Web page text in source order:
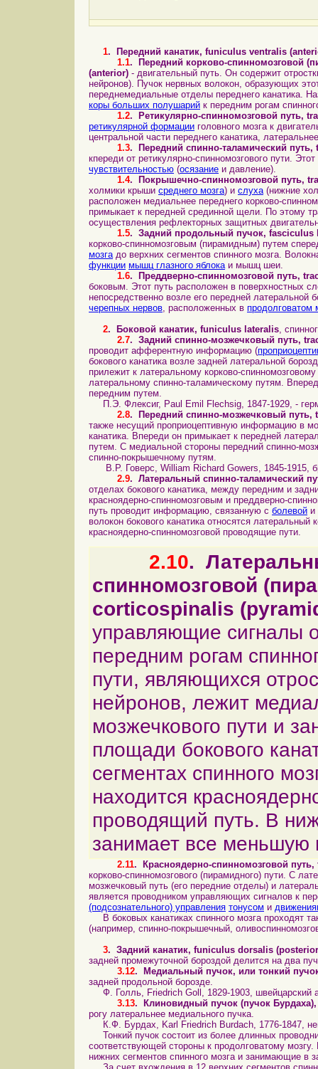
1. Передний канатик, funiculus ventralis
1.1. Передний корково-спинномозговой
(anterior) - двигательный путь. Он содержит
нейронов). Пучок нервных волокон, образующих
переднемедиальные отделы переднего канатика.
коры больших полушарий к передним рогам
1.2. Ретикулярно-спинномозговой путь,
ретикулярной формации головного мозга к
центральной части переднего канатика,
1.3. Передний спинно-таламический
кпереди от ретикулярно-спинномозгового пути.
чувствительностью (осязание и давление).
1.4. Покрышечно-спинномозговой путь,
холмики крыши среднего мозга) и слуха(нижние
расположен медиальнее переднего корково-
примыкает к передней срединной щели. По этому
осуществления рефлекторных защитных
1.5. Задний продольный пучок,
корково-спинномозговым (пирамидным) путем
мозгадо верхних сегментов спинного мозга.
функции мышц глазного яблокаи мышц шеи.
1.6. Преддверно-спинномозговой путь,
боковым. Этот путь расположен в поверхностных
непосредственно возле его передней
черепных нервов, расположенных в продолговатом
2. Боковой канатик, funiculus lateralis,
2.7. Задний спинно-мозжечковый путь,
проводит афферентную информацию (
бокового канатика возле задней латеральной
прилежит к латеральному корково-
латеральному спинно-таламическому путям.
передним путем.
П.Э. Флексиг, Paul Emil Flechsig, 1847-1929, -
2.8. Передний спинно-мозжечковый путь,
также несущий проприоцептивную информацию в
канатика. Впереди он примыкает к передней
путем. С медиальной стороны передний спинно-
спинно-покрышечному путям.
В.Р. Говерс, William Richard Gowers, 1845-1915,
2.9. Латеральный спинно-таламический
отделах бокового канатика, между передним и
красноядерно-спинномозговым и преддверно-
путь проводит информацию, связанную с болевой и
волокон бокового канатика относятся
красноядерно-спинномозговой проводящие пути.
2.10.
спинномозговой
corticospinalis
управляющие сигналы
передним рогам
пути, являющихся
нейронов, лежит
мозжечкового пути и
площади бокового
сегментах спинного
находится
проводящий путь. В
занимает все
2.11. Красноядерно-спинномозговой
корково-спинномозгового (пирамидного) пути. С
мозжечковый путь (его передние отделы) и
является проводником управляющих сигналов к
(подсознательного) управления тонусом и
В боковых канатиках спинного мозга проходят
(например, спинно-покрышечный,
3. Задний канатик, funiculus dorsalis
задней промежуточной бороздой делится на два
3.12. Медиальный пучок, или тонкий
задней продольной борозде.
Ф. Голль, Friedrich Goll, 1829-1903, швейцарский
3.13. Клиновидный пучок (пучок
рогу латеральнее медиального пучка.
К.Ф. Бурдах, Karl Friedrich Burdach, 1776-1847,
Тонкий пучок состоит из более длинных
соответствующей стороны к продолговатому
нижних сегментов спинного мозга и занимающие в